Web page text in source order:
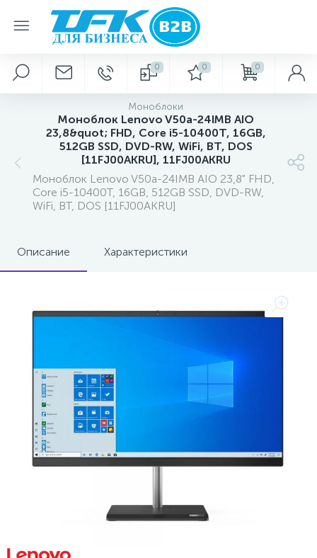
0 0 0
Моноблоки
Моноблок Lenovo V50a-24IMB AIO
23,8&quot; FHD, Core i5-10400T, 16GB,
512GB SSD, DVD-RW, WiFi, BT, DOS
[11FJ00AKRU], 11FJ00AKRU
Моноблок Lenovo V50a-24IMB AIO 23,8" FHD,
Core i5-10400T, 16GB, 512GB SSD, DVD-RW,
WiFi, BT, DOS [11FJ00AKRU]
Описание Характеристики